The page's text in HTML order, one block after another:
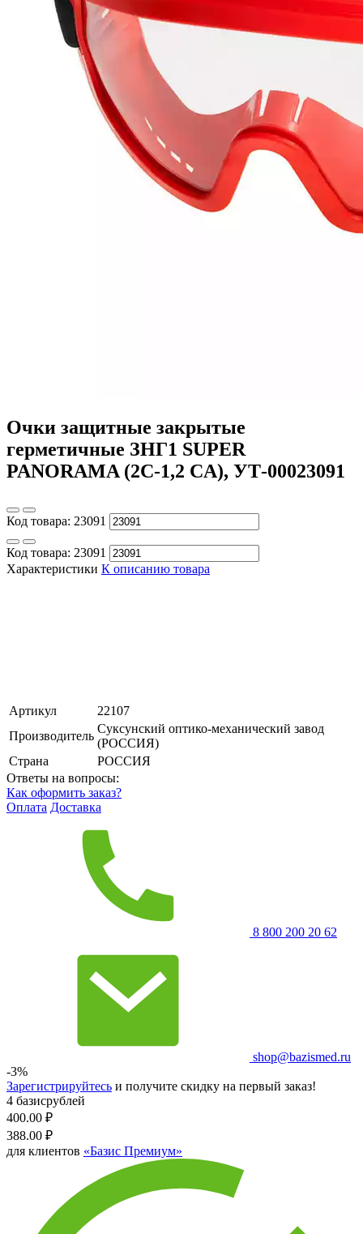
Очки защитные закрытые
герметичные ЗНГ1 SUPER
PANORAMA (2C-1,2 CA), УТ-00023091
Код товара: 23091
Код товара: 23091
Характеристики К описанию товара
Артикул
22107
Производитель
Суксунский оптико-механический завод
(РОССИЯ)
Страна
РОССИЯ
Ответы на вопросы:
Как оформить заказ?
Оплата Доставка
8 800 200 20 62
shop@bazismed.ru
-3%
Зарегистрируйтесь и получите скидку на первый заказ!
4 базисрублей
400.00 ₽
388.00 ₽
для клиентов «Базис Премиум»